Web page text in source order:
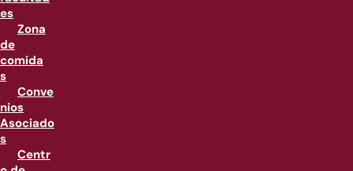
es
Zona
de
comida
s
Conve
nios
Asociado
s
Centr